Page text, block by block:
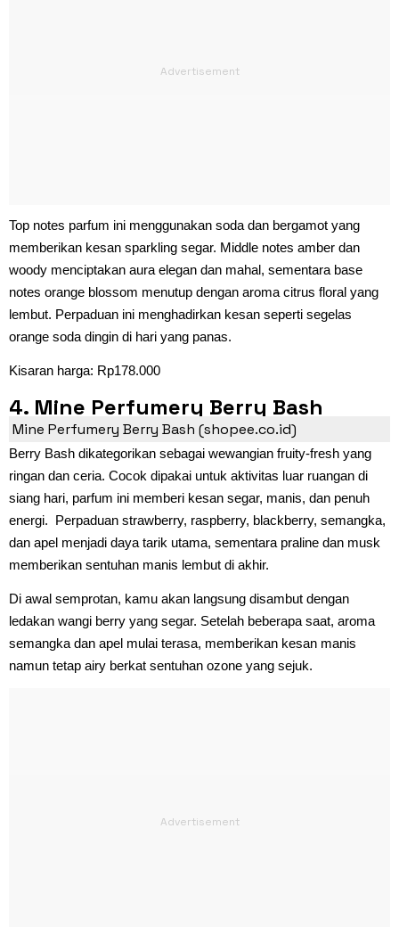
Top notes parfum ini menggunakan soda dan bergamot yang
memberikan kesan sparkling segar. Middle notes amber dan
woody menciptakan aura elegan dan mahal, sementara base
notes orange blossom menutup dengan aroma citrus floral yang
lembut. Perpaduan ini menghadirkan kesan seperti segelas
orange soda dingin di hari yang panas.
Kisaran harga: Rp178.000
4. Mine Perfumery Berry Bash
Mine Perfumery Berry Bash (shopee.co.id)
Berry Bash dikategorikan sebagai wewangian fruity-fresh yang
ringan dan ceria. Cocok dipakai untuk aktivitas luar ruangan di
siang hari, parfum ini memberi kesan segar, manis, dan penuh
energi. Perpaduan strawberry, raspberry, blackberry, semangka,
dan apel menjadi daya tarik utama, sementara praline dan musk
memberikan sentuhan manis lembut di akhir.
Di awal semprotan, kamu akan langsung disambut dengan
ledakan wangi berry yang segar. Setelah beberapa saat, aroma
semangka dan apel mulai terasa, memberikan kesan manis
namun tetap airy berkat sentuhan ozone yang sejuk.